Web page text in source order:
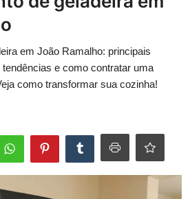
de
em João Ramalho: principais
e como contratar uma
como transformar sua cozinha!